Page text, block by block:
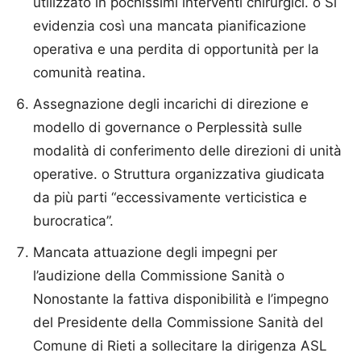
evidenzia così una mancata pianificazione
operativa e una perdita di opportunità per la
comunità reatina.
Assegnazione degli incarichi di direzione e
modello di governance o Perplessità sulle
modalità di conferimento delle direzioni di unità
operative. o Struttura organizzativa giudicata
da più parti “eccessivamente verticistica e
burocratica”.
Mancata attuazione degli impegni per
l’audizione della Commissione Sanità o
Nonostante la fattiva disponibilità e l’impegno
del Presidente della Commissione Sanità del
Comune di Rieti a sollecitare la dirigenza ASL